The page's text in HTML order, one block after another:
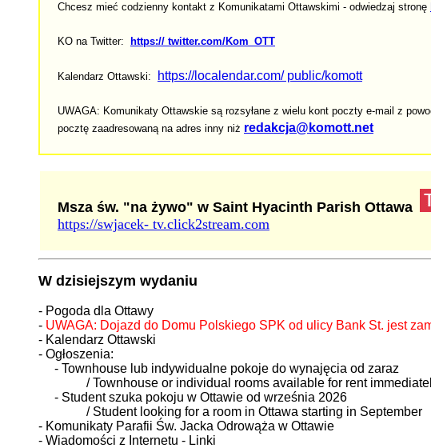
Chcesz mieć codzienny kontakt z Komunikatami Ottawskimi - odwiedzaj stronę
KO na Twitter: https:// twitter.com/Kom_OTT
Kalendarz Ottawski: https://localendar.com/ public/komott
UWAGA: Komunikaty Ottawskie są rozsyłane z wielu kont poczty e-mail z
pocztę zaadresowaną na adres inny niż redakcja@komott.net
Msza św. "na żywo" w Saint Hyacinth Parish Ottawa
https://swjacek- tv.click2stream.com
W dzisiejszym wydaniu
- Pogoda dla Ottawy
- UWAGA: Dojazd do Domu Polskiego SPK od ulicy Bank St. jest
- Kalendarz Ottawski
- Ogłoszenia:
- Townhouse lub indywidualne pokoje do wynajęcia od zaraz
/ Townhouse or individual rooms available for rent
- Student szuka pokoju w Ottawie od września 2026
/ Student looking for a room in Ottawa starting in September
- Komunikaty Parafii Św. Jacka Odrowąża w Ottawie
- Wiadomości z Internetu - Linki